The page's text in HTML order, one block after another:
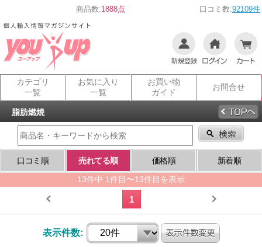
商品数:1888点 口コミ数:92109件
カテゴリ
一覧
お気に入り
一覧
お買い物
ガイド
お問合せ
脂肪燃焼
口コミ順 売れてる順 価格順
新着順
13件中 1件目〜13件目を表示
1
表示件数: